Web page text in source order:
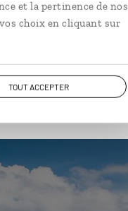
et la pertinence de nos
choix en cliquant sur
TOUT ACCEPTER